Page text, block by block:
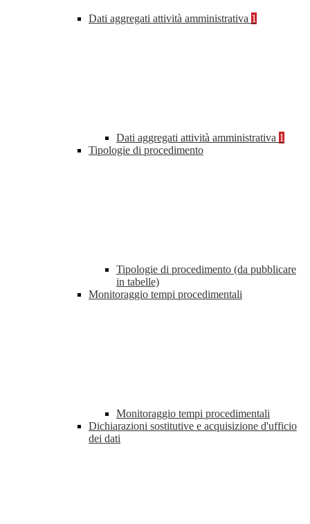
Dati aggregati attività amministrativa 1
Dati aggregati attività amministrativa 1
Tipologie di procedimento
Tipologie di procedimento (da pubblicare
in tabelle)
Monitoraggio tempi procedimentali
Monitoraggio tempi procedimentali
Dichiarazioni sostitutive e acquisizione d'ufficio
dei dati